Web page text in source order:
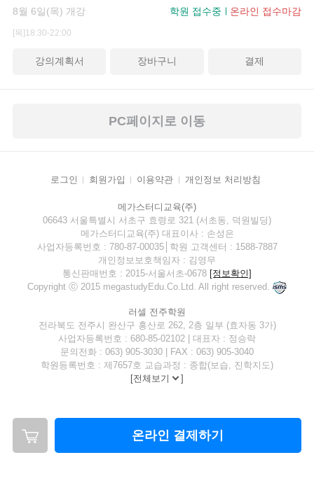
8월 6일(목) 개강 학원 접수중 온라인 접수마감
[목]18:30-22:00
강의계획서 장바구니 결제
PC페이지로 이동
로그인 회원가입 이용약관 개인정보 처리방침
메가스터디교육(주)
06643 서울특별시 서초구 효령로 321 (서초동, 덕원빌딩)
메가스터디교육(주) 대표이사 : 손성은
사업자등록번호 : 780-87-00035│학원 고객센터 : 1588-7887
개인정보보호책임자 : 김영무
통신판매번호 : 2015-서울서초-0678 [정보확인]
Copyright ⓒ 2015 megastudyEdu.Co.Ltd. All right reserved.
러셀 전주학원
전라북도 전주시 완산구 홍산로 262, 2층 일부 (효자동 3가)
사업자등록번호 : 680-85-02102 | 대표자 : 정승락
문의전화 : 063) 905-3030 | FAX : 063) 905-3040
학원등록번호 : 제7657호 교습과정 : 종합(보습, 진학지도)
[전체보기 ]
온라인 결제하기